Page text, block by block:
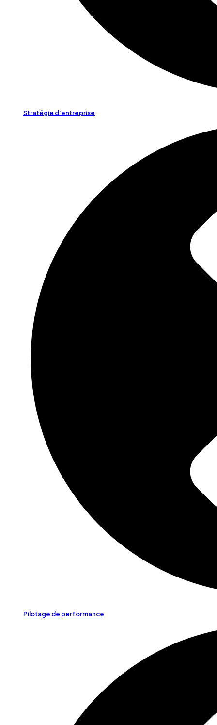
Stratégie d'entreprise
Pilotage de performance